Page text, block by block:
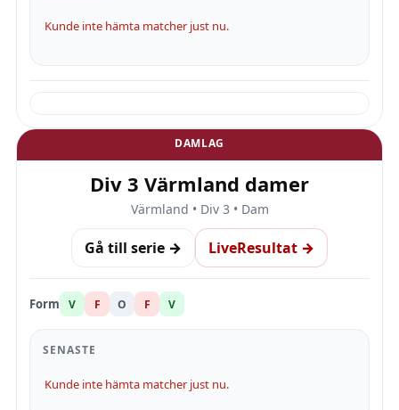
Kunde inte hämta matcher just nu.
DAMLAG
Div 3 Värmland damer
Värmland • Div 3 • Dam
Gå till serie → LiveResultat →
Form V F O F V
SENASTE
Kunde inte hämta matcher just nu.